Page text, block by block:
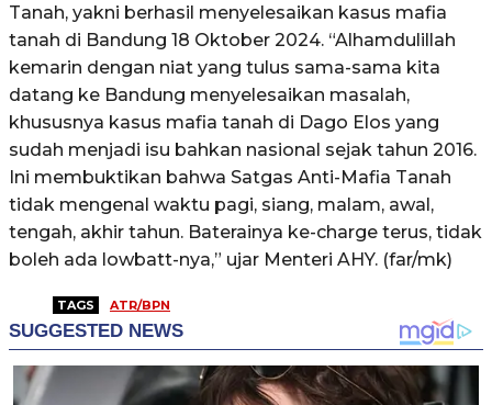
Tanah, yakni berhasil menyelesaikan kasus mafia
tanah di Bandung 18 Oktober 2024. “Alhamdulillah
kemarin dengan niat yang tulus sama-sama kita
datang ke Bandung menyelesaikan masalah,
khususnya kasus mafia tanah di Dago Elos yang
sudah menjadi isu bahkan nasional sejak tahun 2016.
Ini membuktikan bahwa Satgas Anti-Mafia Tanah
tidak mengenal waktu pagi, siang, malam, awal,
tengah, akhir tahun. Baterainya ke-charge terus, tidak
boleh ada lowbatt-nya,” ujar Menteri AHY. (far/mk)
TAGS ATR/BPN